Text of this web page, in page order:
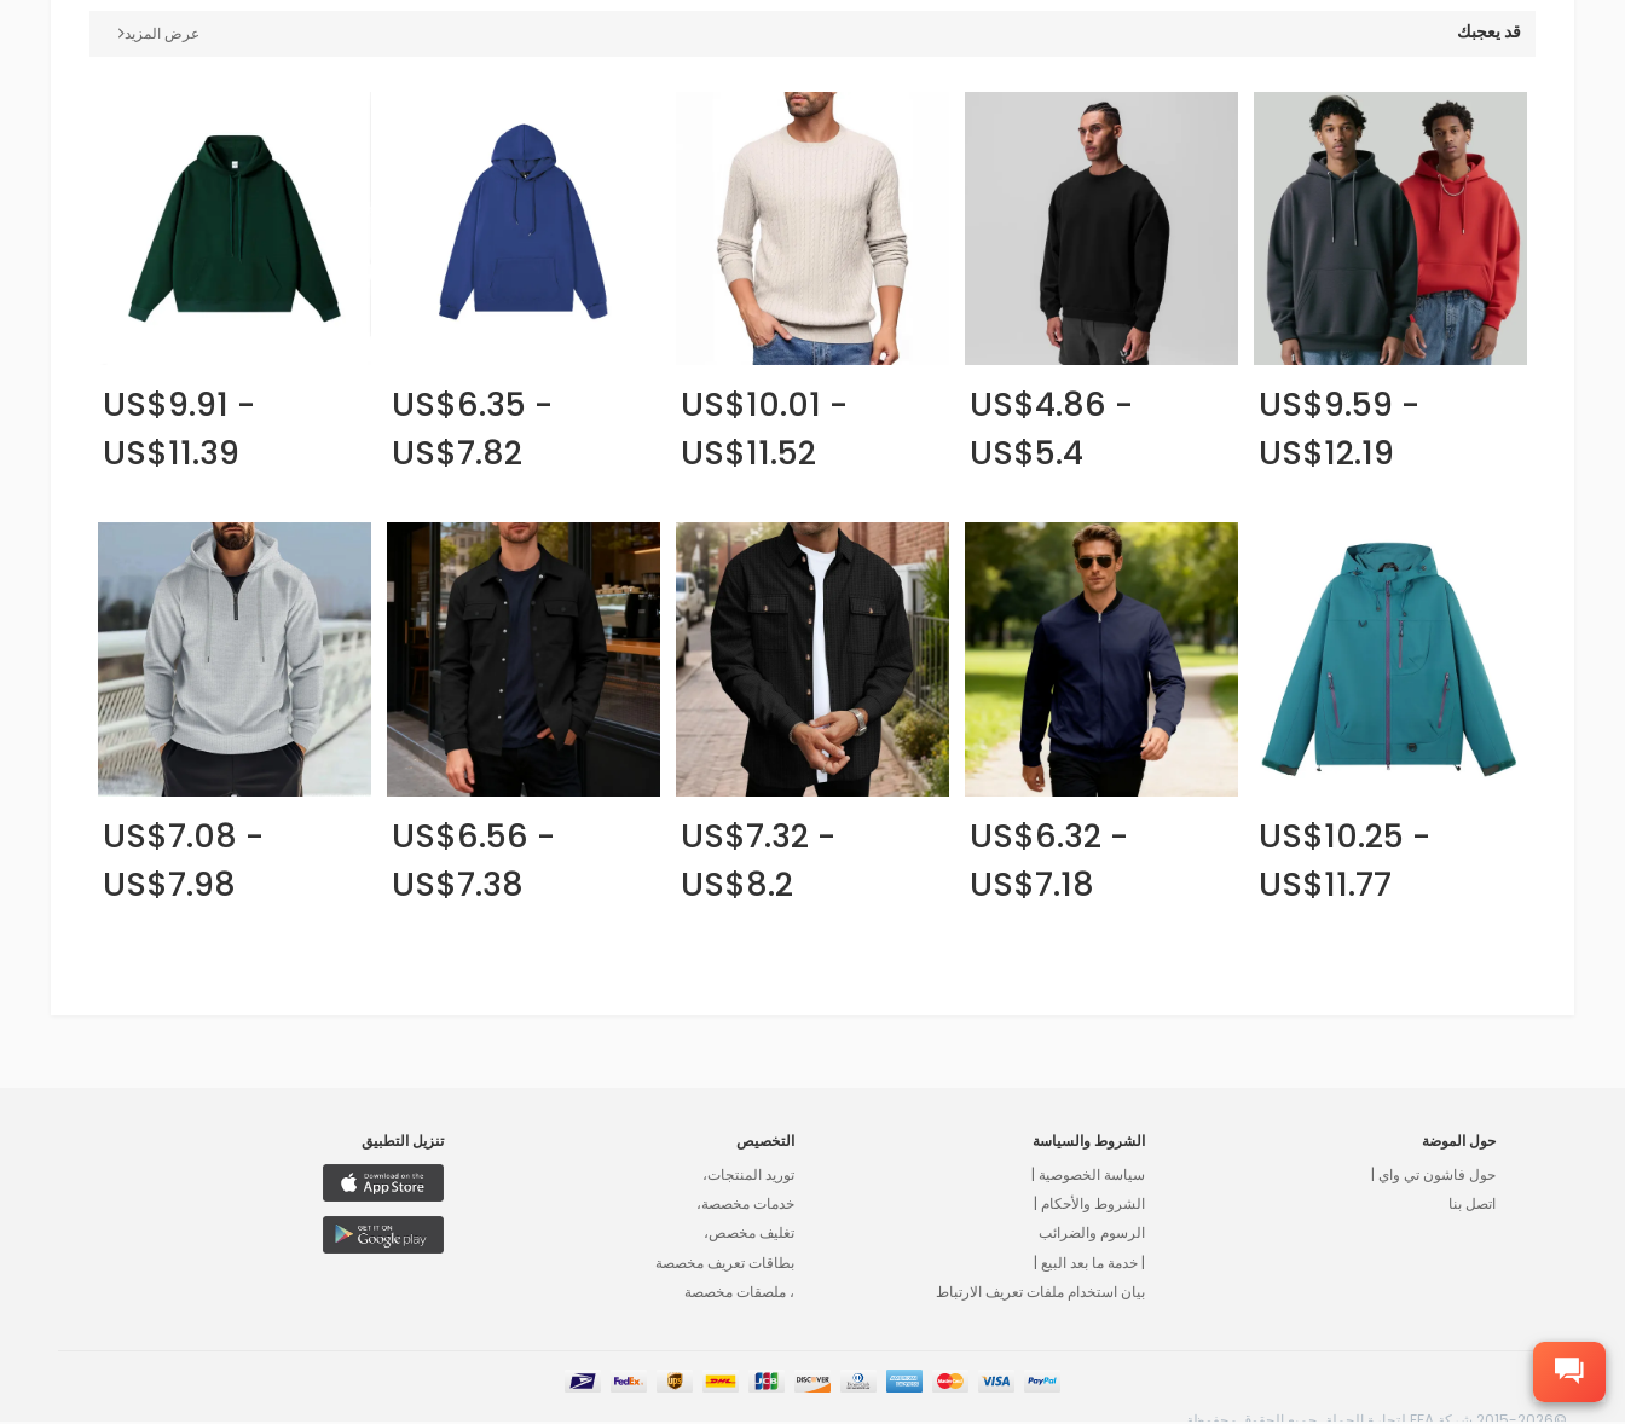
قد يعجبك عرض المزيد
US$9.59 -
US$12.19
US$4.86 -
US$5.4
US$10.01 -
US$11.52
US$6.35 -
US$7.82
US$9.91 -
US$11.39
US$10.25 -
US$11.77
US$6.32 -
US$7.18
US$7.32 -
US$8.2
US$6.56 -
US$7.38
US$7.08 -
US$7.98
حول الموضة
حول فاشون تي واي |
اتصل بنا
الشروط والسياسة
سياسة الخصوصية |
الشروط والأحكام |
الرسوم والضرائب
| خدمة ما بعد البيع |
بيان استخدام ملفات تعريف الارتباط
التخصيص
توريد المنتجات،
خدمات مخصصة،
تغليف مخصص،
بطاقات تعريف مخصصة
، ملصقات مخصصة
تنزيل التطبيق